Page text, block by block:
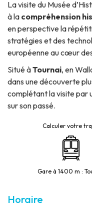
La visite du Musée
à la compréhension
en perspective la
stratégies et des
européenne au cœur
Situé àTournai, en
dans une découverte
complétant la visite par
sur son passé.
Calculer votre
Gare à 1400 m :
Horaire